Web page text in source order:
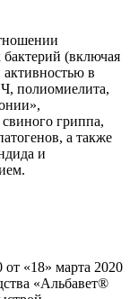
(включая
активностью в
полиомиелита,
гриппа,
а также
и
«18» марта 2020
«Альбавет®